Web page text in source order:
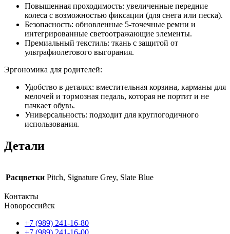
Повышенная проходимость: увеличенные передние
колеса с возможностью фиксации (для снега или песка).
Безопасность: обновленные 5-точечные ремни и
интегрированные светоотражающие элементы.
Премиальный текстиль: ткань с защитой от
ультрафиолетового выгорания.
Эргономика для родителей:
Удобство в деталях: вместительная корзина, карманы для
мелочей и тормозная педаль, которая не портит и не
пачкает обувь.
Универсальность: подходит для круглогодичного
использования.
Детали
Расцветки Pitch, Signature Grey, Slate Blue
Контакты
Новороссийск
+7 (989) 241-16-80